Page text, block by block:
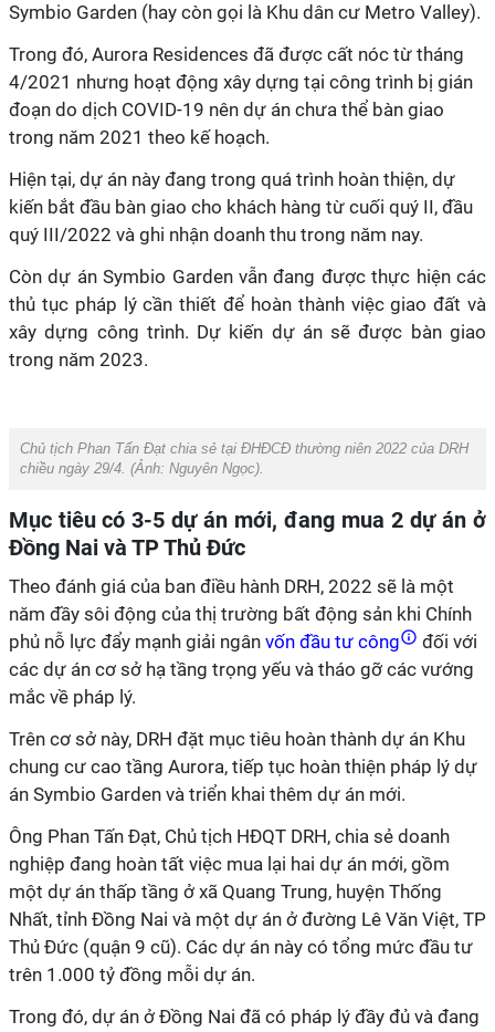
Symbio Garden (hay còn gọi là Khu dân cư Metro Valley).
Trong đó, Aurora Residences đã được cất nóc từ tháng
4/2021 nhưng hoạt động xây dựng tại công trình bị gián
đoạn do dịch COVID-19 nên dự án chưa thể bàn giao
trong năm 2021 theo kế hoạch.
Hiện tại, dự án này đang trong quá trình hoàn thiện, dự
kiến bắt đầu bàn giao cho khách hàng từ cuối quý II, đầu
quý III/2022 và ghi nhận doanh thu trong năm nay.
Còn dự án Symbio Garden vẫn đang được thực hiện các
thủ tục pháp lý cần thiết để hoàn thành việc giao đất và
xây dựng công trình. Dự kiến dự án sẽ được bàn giao
trong năm 2023.
Chủ tịch Phan Tấn Đạt chia sẻ tại ĐHĐCĐ thường niên 2022 của DRH
chiều ngày 29/4. (Ảnh: Nguyên Ngọc).
Mục tiêu có 3-5 dự án mới, đang mua 2 dự án ở
Đồng Nai và TP Thủ Đức
Theo đánh giá của ban điều hành DRH, 2022 sẽ là một
năm đầy sôi động của thị trường bất động sản khi Chính
phủ nỗ lực đẩy mạnh giải ngân vốn đầu tư công
đối với
các dự án cơ sở hạ tầng trọng yếu và tháo gỡ các vướng
mắc về pháp lý.
Trên cơ sở này, DRH đặt mục tiêu hoàn thành dự án Khu
chung cư cao tầng Aurora, tiếp tục hoàn thiện pháp lý dự
án Symbio Garden và triển khai thêm dự án mới.
Ông Phan Tấn Đạt, Chủ tịch HĐQT DRH, chia sẻ doanh
nghiệp đang hoàn tất việc mua lại hai dự án mới, gồm
một dự án thấp tầng ở xã Quang Trung, huyện Thống
Nhất, tỉnh Đồng Nai và một dự án ở đường Lê Văn Việt, TP
Thủ Đức (quận 9 cũ). Các dự án này có tổng mức đầu tư
trên 1.000 tỷ đồng mỗi dự án.
Trong đó, dự án ở Đồng Nai đã có pháp lý đầy đủ và đang